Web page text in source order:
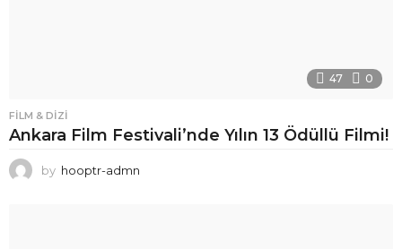
47 0
FILM & DIZI
Ankara Film Festivali’nde Yılın 13 Ödüllü Filmi!
by hooptr-admn